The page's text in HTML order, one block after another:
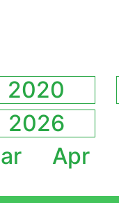
2020
2026
Apr